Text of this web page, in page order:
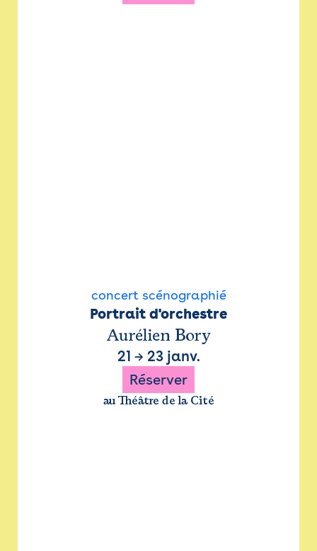
concert scénographié
Portrait d'orchestre
Aurélien Bory
21 → 23 janv.
Réserver
au Théâtre de la Cité